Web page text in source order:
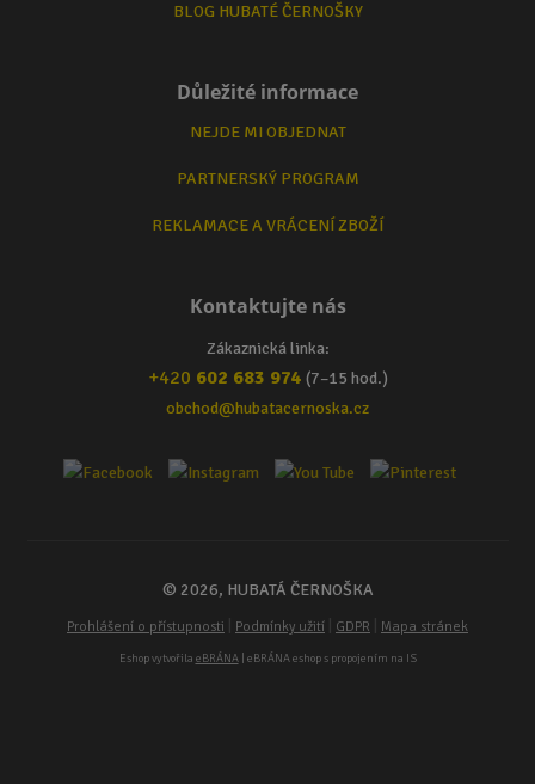
BLOG HUBATÉ ČERNOŠKY
Důležité informace
NEJDE MI OBJEDNAT
PARTNERSKÝ PROGRAM
REKLAMACE A VRÁCENÍ ZBOŽÍ
Kontaktujte nás
Zákaznická linka:
+420 602 683 974 (7–15 hod.)
obchod@hubatacernoska.cz
© 2026, HUBATÁ ČERNOŠKA
Prohlášení o přístupnosti Podmínky užití GDPR Mapa stránek
Eshop vytvořila eBRÁNA| eBRÁNA eshop s propojením na IS